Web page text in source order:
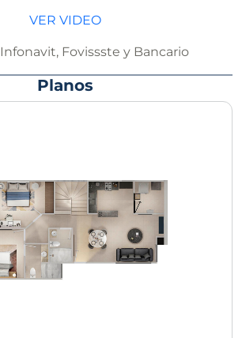
VER VIDEO
Infonavit, Fovissste y Bancario
Planos